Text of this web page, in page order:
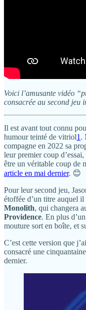
Voici l’amusante vidéo
consacrée au second jeu
Il est avant tout connu
humour teinté de vitriol1 .
compagne en 2022 sa
leur premier coup d’essai,
être un véritable coup de
article en mai dernier. 😊
Pour leur second jeu,
étoffée d’un titre auquel il
Monolith, qui changera
Providence. En plus d’un
mouture sort en boîte, et
C’est cette version que
consacré une
dernier.